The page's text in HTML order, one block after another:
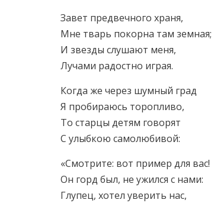
Завет предвечного храня,
Мне тварь покорна там земная;
И звезды слушают меня,
Лучами радостно играя.
Когда же через шумный град
Я пробираюсь торопливо,
То старцы детям говорят
С улыбкою самолюбивой:
«Смотрите: вот пример для вас!
Он горд был, не ужился с нами:
Глупец, хотел уверить нас,